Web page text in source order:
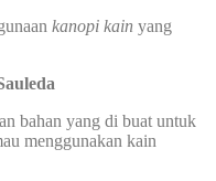
kanopi kain yang
bahan yang di buat untuk
menggunakan kain